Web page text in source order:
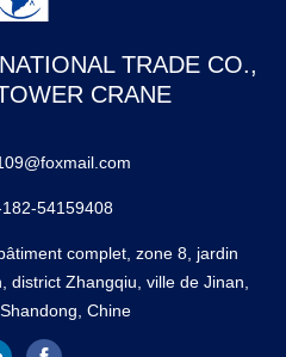
TRADE CO.,
CRANE
54159408
complet, zone 8, jardin
district Zhangqiu, ville de Jinan,
Chine